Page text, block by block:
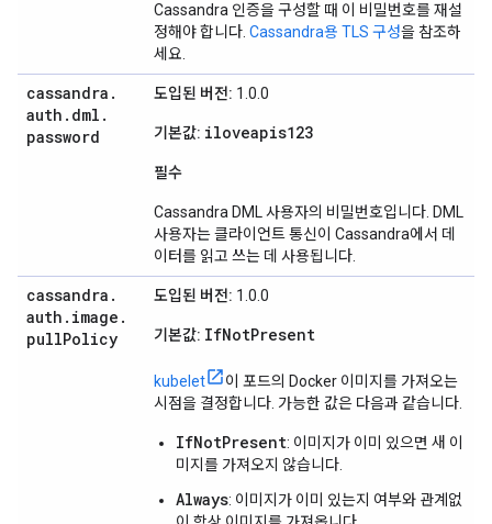
Cassandra 인증을 구성할 때 이 비밀번호를 재설
정해야 합니다. Cassandra용 TLS 구성을 참조하
세요.
cassandra .
auth . dml .
password
도입된 버전: 1.0.0
기본값: iloveapis123
필수
Cassandra DML 사용자의 비밀번호입니다. DML
사용자는 클라이언트 통신이 Cassandra에서 데
이터를 읽고 쓰는 데 사용됩니다.
cassandra .
auth . image .
pullPolicy
도입된 버전: 1.0.0
기본값: IfNotPresent
kubelet
이 포드의 Docker 이미지를 가져오는
시점을 결정합니다. 가능한 값은 다음과 같습니다.
IfNotPresent: 이미지가 이미 있으면 새 이
미지를 가져오지 않습니다.
Always: 이미지가 이미 있는지 여부와 관계없